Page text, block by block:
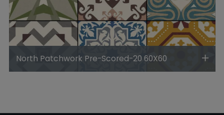
North Patchwork Pre-Scored-20 60X60